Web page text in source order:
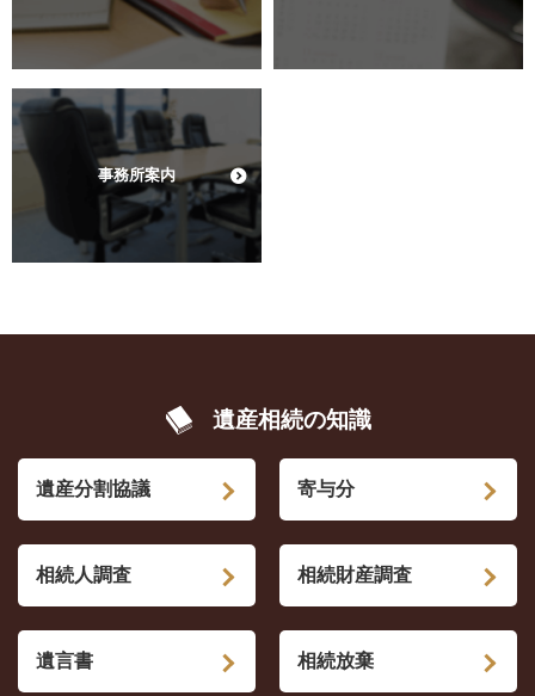
事務所案内
遺産相続の知識
遺産分割協議 寄与分
相続人調査 相続財産調査
遺言書 相続放棄